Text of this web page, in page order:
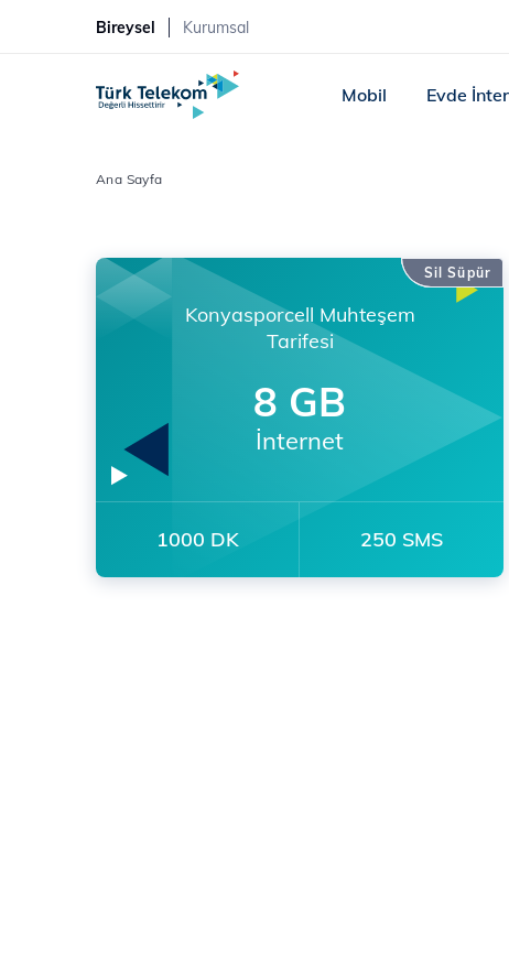
Bireysel Kurumsal
Mobil Evde
Ana Sayfa
Sil Süpür
Konyasporcell Muhteşem
Tarifesi
8 GB
İnternet
1000 DK 250 SMS